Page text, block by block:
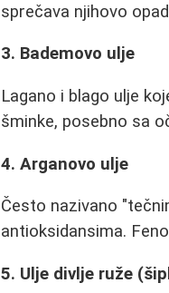
sprečava njihovo
3. Bademovo ulje
Lagano i blago ulje
šminke, posebno sa
4. Arganovo ulje
Često nazivano
antioksidansima.
5. Ulje divlje ruže